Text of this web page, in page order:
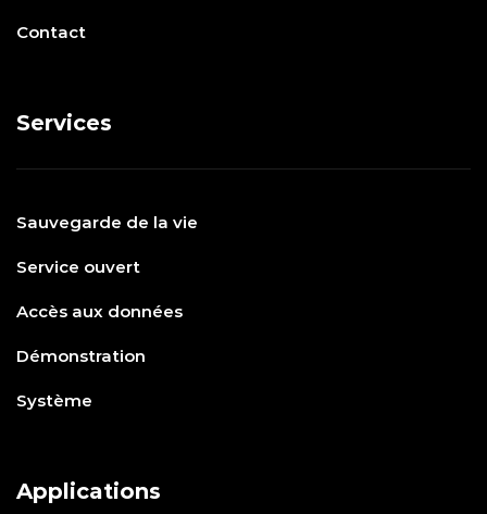
Contact
Services
Sauvegarde de la vie
Service ouvert
Accès aux données
Démonstration
Système
Applications